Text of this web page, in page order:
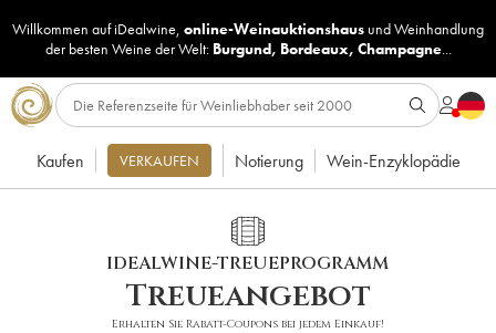
Willkommen auf iDealwine, online-Weinauktionshaus undWeinhandlung
der besten Weine der Welt: Burgund, Bordeaux, Champagne...
Kaufen VERKAUFEN Notierung Wein-Enzyklopädie
IDEALWINE-TREUEPROGRAMM
Treueangebot
Erhalten Sie Rabatt-Coupons bei jedem Einkauf!